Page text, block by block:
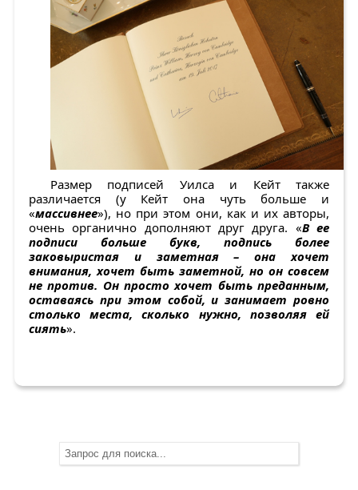
Размер подписей Уилса и Кейт также
различается (у Кейт она чуть больше и
«массивнее»), но при этом они, как и их авторы,
очень органично дополняют друг друга. «В ее
подписи больше букв, подпись более
заковыристая и заметная – она хочет
внимания, хочет быть заметной, но он совсем
не против. Он просто хочет быть преданным,
оставаясь при этом собой, и занимает ровно
столько места, сколько нужно, позволяя ей
сиять».